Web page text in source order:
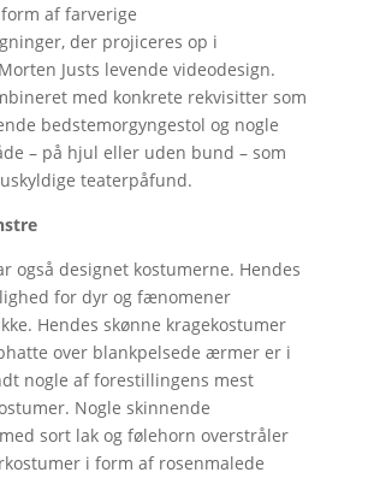
af farverige
der projiceres op i
Justs levende videodesign.
med konkrete rekvisitter som
bedstemorgyngestol og nogle
– på hjul eller uden bund – som
teaterpåfund.
også designet kostumerne. Hendes
for dyr og fænomener
Hendes skønne kragekostumer
over blankpelsede ærmer er i
nogle af forestillingens mest
Nogle skinnende
sort lak og følehorn overstråler
i form af rosenmalede